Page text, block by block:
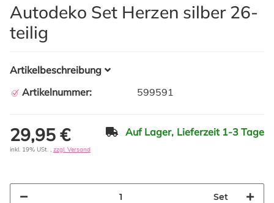
Autodeko Set Herzen silber 26-
teilig
Artikelbeschreibung
Artikelnummer:
599591
29,95 € Auf Lager, Lieferzeit 1-3 Tage
inkl. 19% USt. , zzgl. Versand
Set